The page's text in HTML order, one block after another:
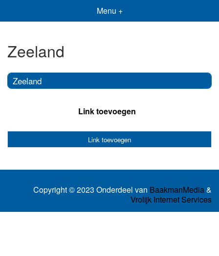
Menu +
Zeeland
Zeeland
Link toevoegen
Link toevoegen
Copyright © 2023 Onderdeel van BaakmanMedia&
Vrolijk Internet Services